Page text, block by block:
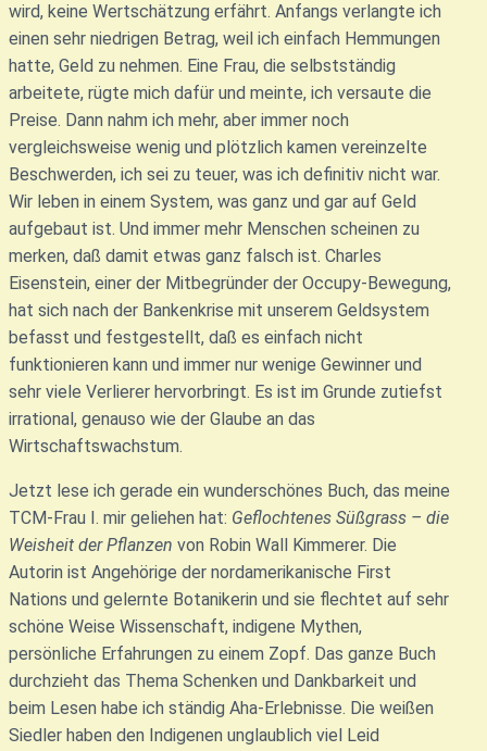
wird, keine Wertschätzung erfährt. Anfangs verlangte ich
einen sehr niedrigen Betrag, weil ich einfach Hemmungen
hatte, Geld zu nehmen. Eine Frau, die selbstständig
arbeitete, rügte mich dafür und meinte, ich versaute die
Preise. Dann nahm ich mehr, aber immer noch
vergleichsweise wenig und plötzlich kamen vereinzelte
Beschwerden, ich sei zu teuer, was ich definitiv nicht war.
Wir leben in einem System, was ganz und gar auf Geld
aufgebaut ist. Und immer mehr Menschen scheinen zu
merken, daß damit etwas ganz falsch ist. Charles
Eisenstein, einer der Mitbegründer der Occupy-Bewegung,
hat sich nach der Bankenkrise mit unserem Geldsystem
befasst und festgestellt, daß es einfach nicht
funktionieren kann und immer nur wenige Gewinner und
sehr viele Verlierer hervorbringt. Es ist im Grunde zutiefst
irrational, genauso wie der Glaube an das
Wirtschaftswachstum.
Jetzt lese ich gerade ein wunderschönes Buch, das meine
TCM-Frau I. mir geliehen hat: Geflochtenes Süßgrass – die
Weisheit der Pflanzen von Robin Wall Kimmerer. Die
Autorin ist Angehörige der nordamerikanische First
Nations und gelernte Botanikerin und sie flechtet auf sehr
schöne Weise Wissenschaft, indigene Mythen,
persönliche Erfahrungen zu einem Zopf. Das ganze Buch
durchzieht das Thema Schenken und Dankbarkeit und
beim Lesen habe ich ständig Aha-Erlebnisse. Die weißen
Siedler haben den Indigenen unglaublich viel Leid